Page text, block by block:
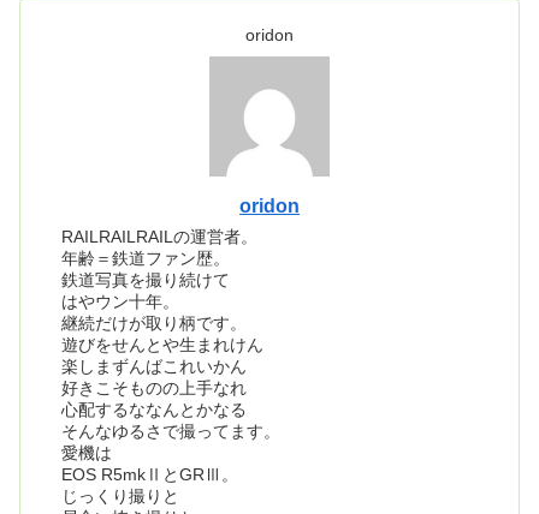
oridon
oridon
RAILRAILRAILの運営者。
年齢＝鉄道ファン歴。
鉄道写真を撮り続けて
はやウン十年。
継続だけが取り柄です。
遊びをせんとや生まれけん
楽しまずんばこれいかん
好きこそものの上手なれ
心配するななんとかなる
そんなゆるさで撮ってます。
愛機は
EOS R5mkⅡとGRⅢ。
じっくり撮りと